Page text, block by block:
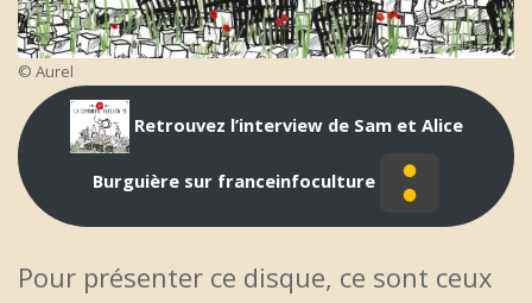
© Aurel
Retrouvez l’interview de Sam et Alice
Burguière sur franceinfoculture
Pour présenter ce disque, ce sont ceux